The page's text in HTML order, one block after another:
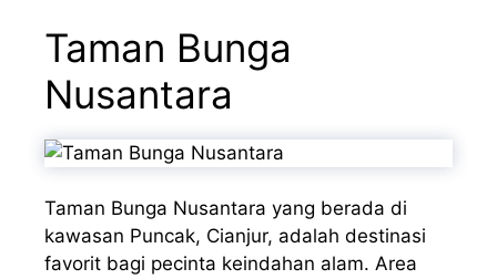
Taman Bunga
Nusantara
Taman Bunga Nusantara yang berada di
kawasan Puncak, Cianjur, adalah destinasi
favorit bagi pecinta keindahan alam. Area